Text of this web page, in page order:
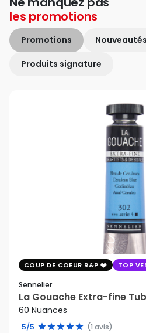
les promotions
Promotions Nouveautés
Produits signature
COUP DE COEUR R&P TOP
Sennelier
La Gouache Extra-fine
60 Nuances
5/5 (1 avis)